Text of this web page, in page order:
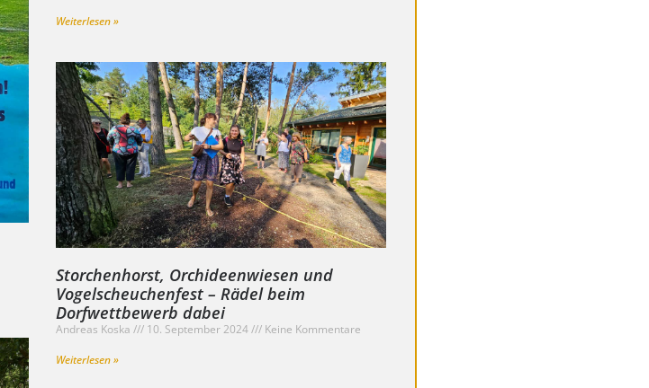
Weiterlesen »
Storchenhorst, Orchideenwiesen und
Vogelscheuchenfest – Rädel beim
Dorfwettbewerb dabei
Andreas Koska 10. September 2024
Keine Kommentare
Weiterlesen »